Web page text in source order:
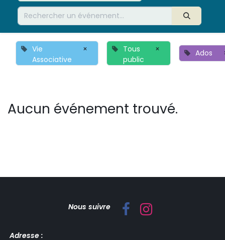
Vie
Associative
×
Tous
public
× Ados
Aucun événement trouvé.
Nous suivre
Adresse :